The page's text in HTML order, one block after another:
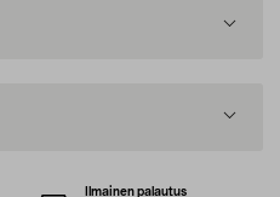
Ilmainen palautus